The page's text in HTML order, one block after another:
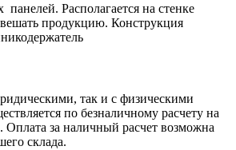
Располагается на стенке
продукцию. Конструкция
так и с физическими
по безналичному расчету на
за наличный расчет возможна
склада.